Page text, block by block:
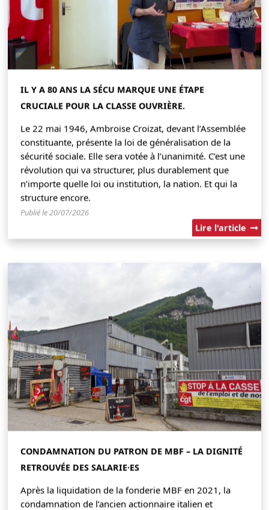
IL Y A 80 ANS LA SÉCU MARQUE UNE ÉTAPE
CRUCIALE POUR LA CLASSE OUVRIÈRE.
Le 22 mai 1946, Ambroise Croizat, devant l’Assemblée
constituante, présente la loi de généralisation de la
sécurité sociale. Elle sera votée à l’unanimité. C’est une
révolution qui va structurer, plus durablement que
n’importe quelle loi ou institution, la nation. Et qui la
structure encore.
Publié le 20/07/2026
Lire l'article
CONDAMNATION DU PATRON DE MBF – LA DIGNITÉ
RETROUVÉE DES SALARIE·ES
Après la liquidation de la fonderie MBF en 2021, la
condamnation de l’ancien actionnaire italien et